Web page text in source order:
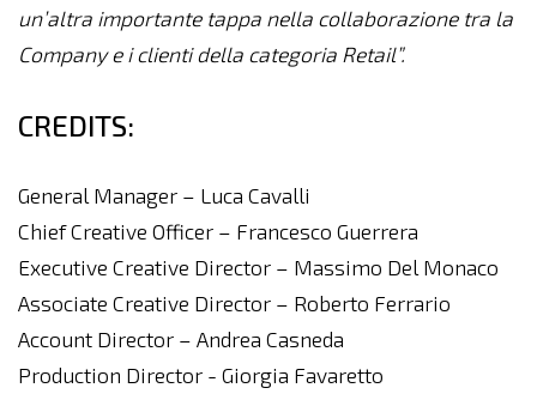
un’altra importante tappa nella collaborazione tra la
Company e i clienti della categoria Retail”.
CREDITS:
General Manager – Luca Cavalli
Chief Creative Officer – Francesco Guerrera
Executive Creative Director – Massimo Del Monaco
Associate Creative Director – Roberto Ferrario
Account Director – Andrea Casneda
Production Director - Giorgia Favaretto